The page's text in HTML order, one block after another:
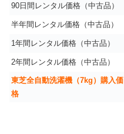
90日間レンタル価格（中古品）
半年間レンタル価格（中古品）
1年間レンタル価格（中古品）
2年間レンタル価格（中古品）
東芝全自動洗濯機（7kg）購入価
格